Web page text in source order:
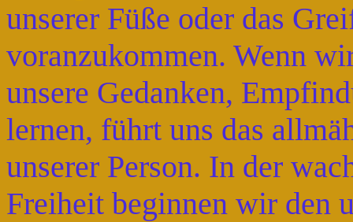
unserer Füße oder das
voranzukommen. Wenn
unsere Gedanken,
lernen, führt uns das
unserer Person. In der
Freiheit beginnen wir den